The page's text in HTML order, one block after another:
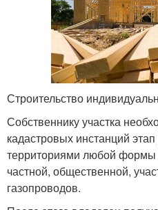
Строительство
Собственнику участка
кадастровых инстанций
территориями любой формы
частной, общественной,
газопроводов.